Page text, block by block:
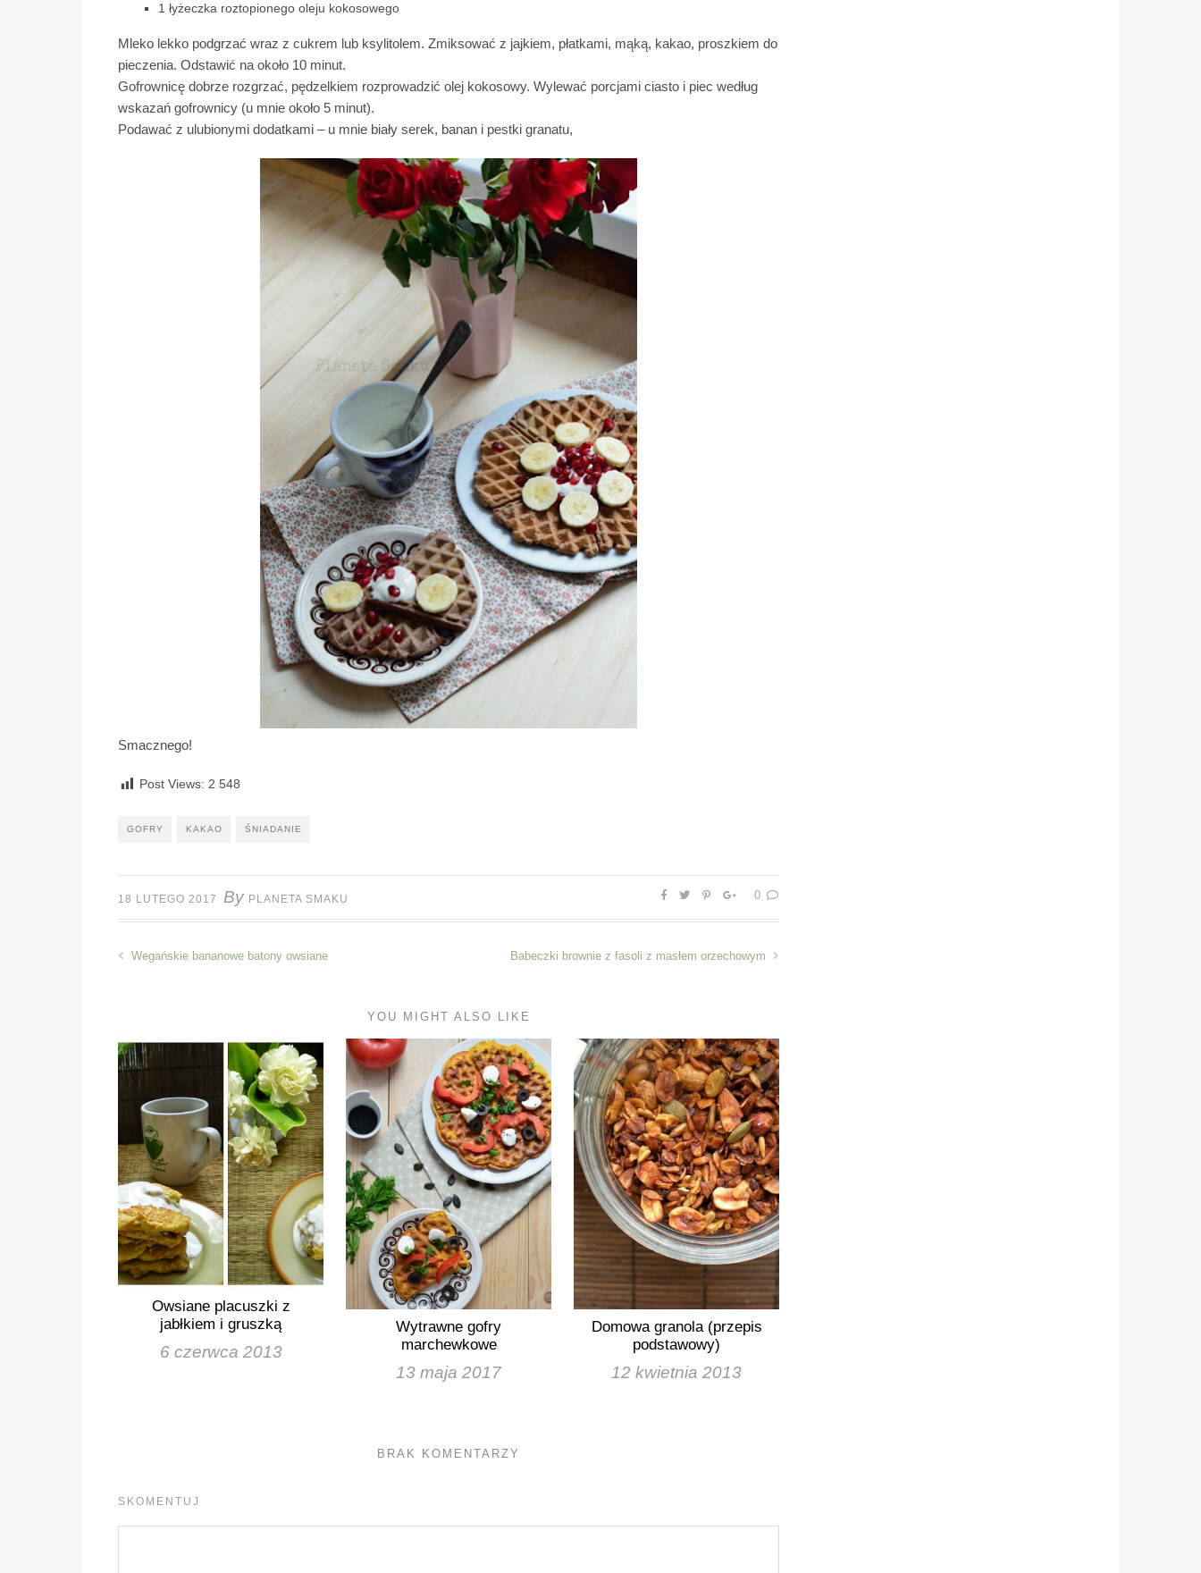
1 łyżeczka roztopionego oleju kokosowego
Mleko lekko podgrzać wraz z cukrem lub ksylitolem. Zmiksować z jajkiem, płatkami, mąką, kakao, proszkiem do
pieczenia. Odstawić na około 10 minut.
Gofrownicę dobrze rozgrzać, pędzelkiem rozprowadzić olej kokosowy. Wylewać porcjami ciasto i piec według
wskazań gofrownicy (u mnie około 5 minut).
Podawać z ulubionymi dodatkami – u mnie biały serek, banan i pestki granatu,
Smacznego!
Post Views: 2 548
GOFRY KAKAO ŚNIADANIE
18 LUTEGO 2017 By PLANETA SMAKU 0
Wegańskie bananowe batony owsiane Babeczki brownie z fasoli z masłem orzechowym
YOU MIGHT ALSO LIKE
Owsiane placuszki z
jabłkiem i gruszką
6 czerwca 2013
Wytrawne gofry
marchewkowe
13 maja 2017
Domowa granola (przepis
podstawowy)
12 kwietnia 2013
BRAK KOMENTARZY
SKOMENTUJ